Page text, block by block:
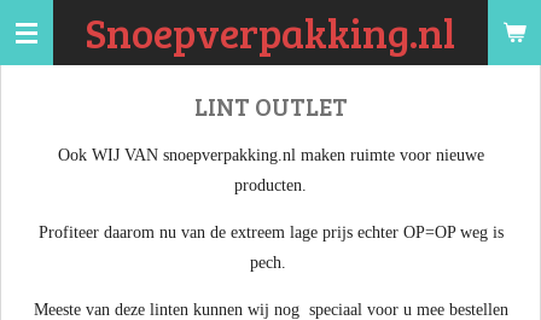
Ga
hoofdinhoud
Snoepverpakking.nl
LINT OUTLET
Ook WIJ VAN snoepverpakking.nl maken ruimte voor nieuwe
producten.
Profiteer daarom nu van de extreem lage prijs echter OP=OP weg is
pech.
Meeste van deze linten kunnen wij nog speciaal voor u mee bestellen